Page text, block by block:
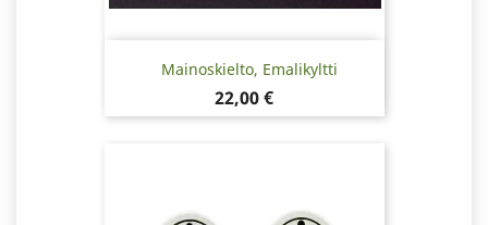
Mainoskielto, Emalikyltti
Hinta
22,00 €